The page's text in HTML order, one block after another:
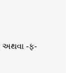
અથવા -ફ-